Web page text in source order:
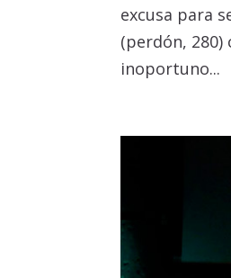
excusa para
(perdón,
inoportuno...